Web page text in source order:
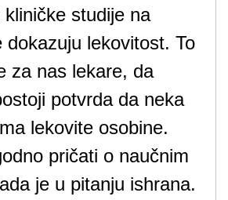
kliničke studije na
dokazuju lekovitost. To
za nas lekare, da
potvrda da neka
lekovite osobine.
pričati o naučnim
je u pitanju ishrana.